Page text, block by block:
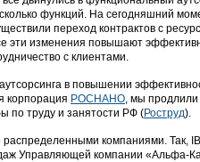
функций. На сегодняшний
переход контрактов с
эти изменения повышают
с клиентами.
в повышении
корпорация РОСНАНО, мы продлили
по труду и занятости РФ (Роструд).
компаниями. Так,
Управляющей компании «Альфа-